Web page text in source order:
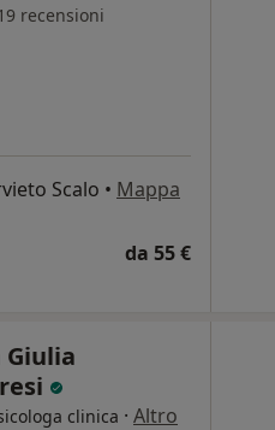
recensioni
Scalo • Mappa
da 55 €
Giulia
clinica · Altro